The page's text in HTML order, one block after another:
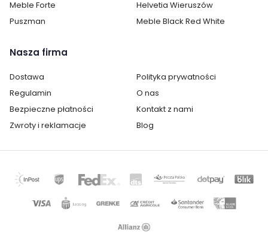
Meble Forte
Helvetia Wieruszów
Puszman
Meble Black Red White
Nasza firma
Dostawa
Polityka prywatności
Regulamin
O nas
Bezpieczne płatności
Kontakt z nami
Zwroty i reklamacje
Blog